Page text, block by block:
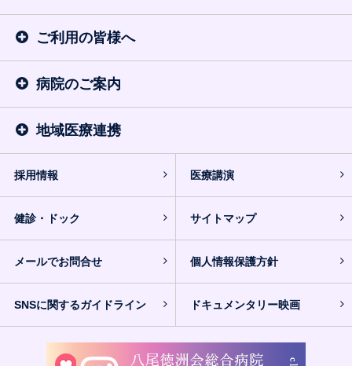
ご利用の皆様へ
病院のご案内
地域医療連携
採用情報 医療講演
健診・ドック サイトマップ
メールでお問合せ 個人情報保護方針
SNSに関するガイドライン ドキュメンタリー映画